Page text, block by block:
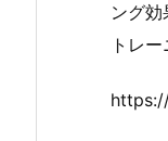
ング
トレ